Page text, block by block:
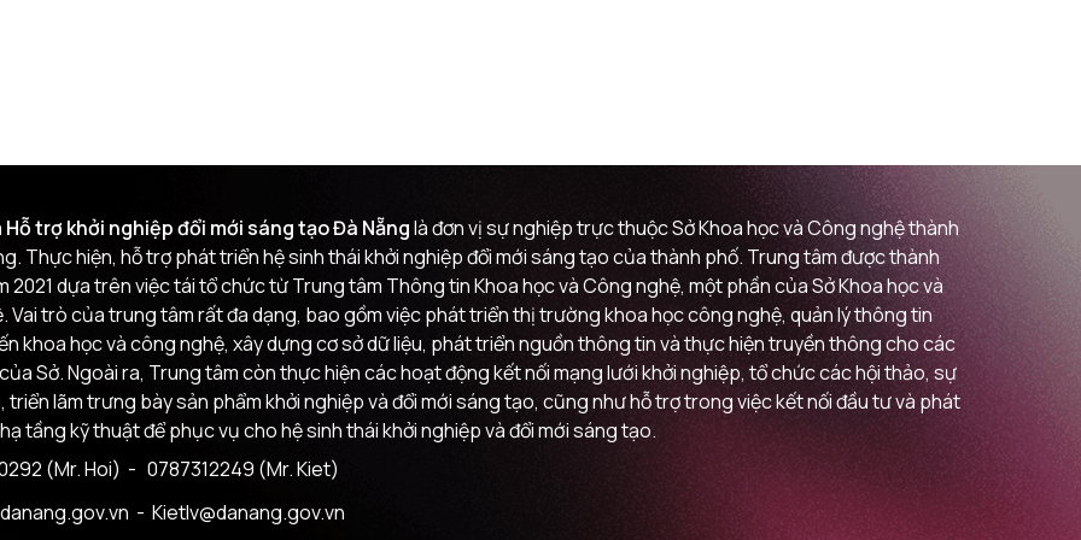
trợ khởi nghiệp đổi mới sáng tạo Đà Nẵnglà đơn vị sự nghiệp trực thuộc Sở Khoa học và Công nghệ thành
Thực hiện, hỗ trợ phát triển hệ sinh thái khởi nghiệp đổi mới sáng tạo của thành phố. Trung tâm được thành
2021 dựa trên việc tái tổ chức từ Trung tâm Thông tin Khoa học và Công nghệ, một phần của Sở Khoa học và
Vai trò của trung tâm rất đa dạng, bao gồm việc phát triển thị trường khoa học công nghệ, quản lý thông tin
khoa học và công nghệ, xây dựng cơ sở dữ liệu, phát triển nguồn thông tin và thực hiện truyền thông cho các
Sở. Ngoài ra, Trung tâm còn thực hiện các hoạt động kết nối mạng lưới khởi nghiệp, tổ chức các hội thảo, sự
triển lãm trưng bày sản phẩm khởi nghiệp và đổi mới sáng tạo, cũng như hỗ trợ trong việc kết nối đầu tư và phát
tầng kỹ thuật để phục vụ cho hệ sinh thái khởi nghiệp và đổi mới sáng tạo.
(Mr. Hoi) - 0787312249 (Mr. Kiet)
- Kietlv@danang.gov.vn